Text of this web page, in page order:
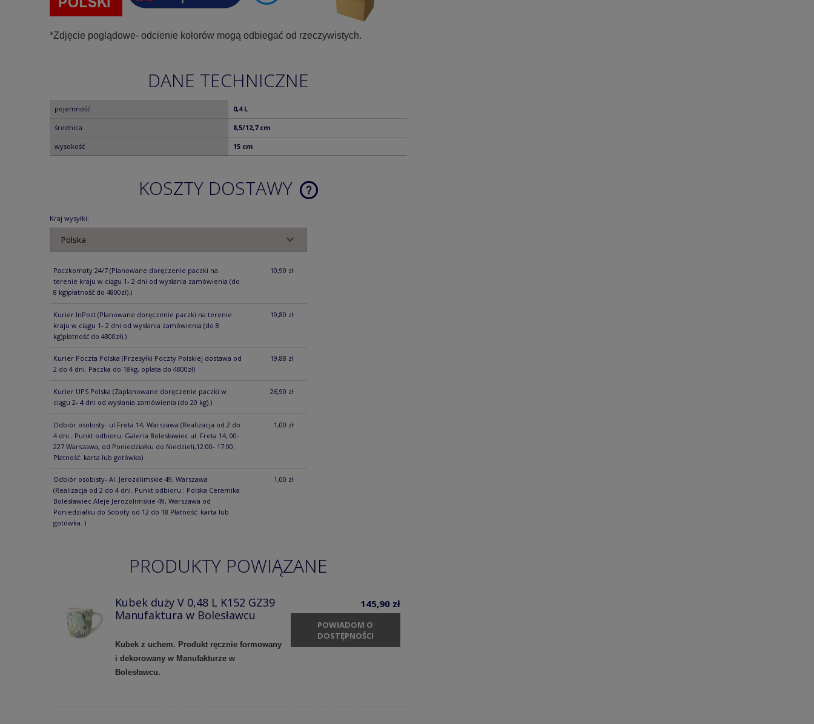
*Zdjęcie poglądowe- odcienie kolorów mogą odbiegać od rzeczywistych.
DANE TECHNICZNE
pojemność 0,4 L
średnica 8,5/12,7 cm
wysokość 15 cm
KOSZTY DOSTAWY
Kraj wysyłki:
Paczkomaty 24/7 (Planowane doręczenie paczki na
terenie kraju w ciągu 1- 2 dni od wysłania zamówienia (do
8 kg)płatność do 4800zł).)
10,90 zł
Kurier InPost (Planowane doręczenie paczki na terenie
kraju w ciągu 1- 2 dni od wysłania zamówienia (do 8
kg)płatność do 4800zł).)
19,80 zł
Kurier Poczta Polska (Przesyłki Poczty Polskiej dostawa od
2 do 4 dni. Paczka do 18kg, opłata do 4800zł)
19,88 zł
Kurier UPS Polska (Zaplanowane doręczenie paczki w
ciągu 2- 4 dni od wysłania zamówienia (do 20 kg).)
26,90 zł
Odbiór osobisty- ul.Freta 14, Warszawa (Realizacja od 2 do
4 dni . Punkt odbioru: Galeria Bolesławiec ul. Freta 14, 00-
227 Warszawa, od Poniedziałku do Niedzieli,12:00- 17:00.
Płatność: karta lub gotówka)
1,00 zł
Odbiór osobisty- Al. Jerozolimskie 49, Warszawa
(Realizacja od 2 do 4 dni. Punkt odbioru : Polska Ceramika
Bolesławiec Aleje Jerozolimskie 49, Warszawa od
Poniedziałku do Soboty od 12 do 18 Płatność: karta lub
gotówka. )
1,00 zł
PRODUKTY POWIĄZANE
Kubek duży V 0,48 L K152 GZ39
Manufaktura w Bolesławcu
Kubek z uchem. Produkt ręcznie formowany
i dekorowany w Manufakturze w
Bolesławcu.
145,90 zł
POWIADOM O
DOSTĘPNOŚCI